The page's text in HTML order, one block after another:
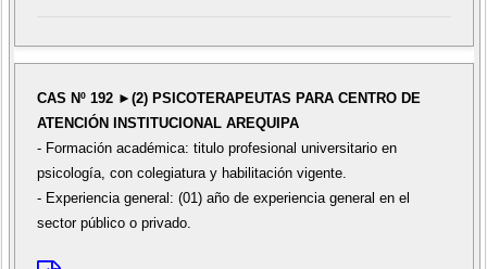
CAS Nº 192 ►(2) PSICOTERAPEUTAS PARA CENTRO DE
ATENCIÓN INSTITUCIONAL AREQUIPA
- Formación académica: titulo profesional universitario en
psicología, con colegiatura y habilitación vigente.
- Experiencia general: (01) año de experiencia general en el
sector público o privado.